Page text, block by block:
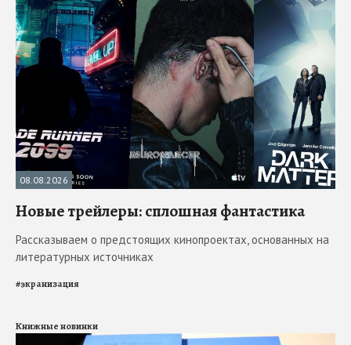
08.08.2026
Новые трейлеры: сплошная фантастика
Рассказываем о предстоящих кинопроектах, основанных на
литературных источниках
#экранизация
Книжные новинки